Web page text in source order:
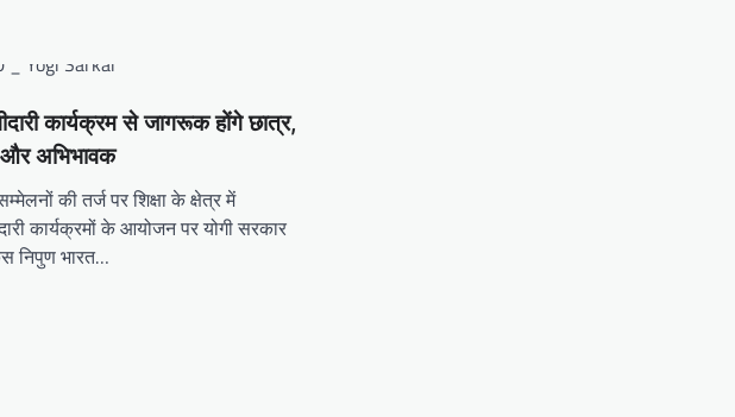
कार्यक्रम से जागरूक होंगे छात्र,
और अभिभावक
की तर्ज पर शिक्षा के क्षेत्र में
कार्यक्रमों के आयोजन पर योगी सरकार
निपुण भारत…